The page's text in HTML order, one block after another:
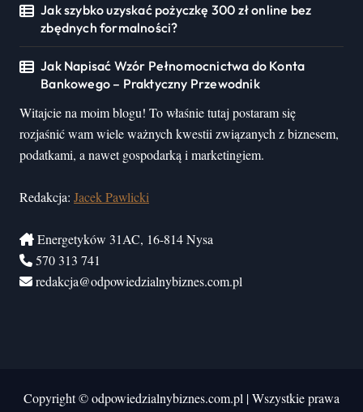
Jak szybko uzyskać pożyczkę 300 zł online bez
zbędnych formalności?
Jak Napisać Wzór Pełnomocnictwa do Konta
Bankowego – Praktyczny Przewodnik
Witajcie na moim blogu! To właśnie tutaj postaram się
rozjaśnić wam wiele ważnych kwestii związanych z biznesem,
podatkami, a nawet gospodarką i marketingiem.
Redakcja: Jacek Pawlicki
Energetyków 31AC, 16-814 Nysa
570 313 741
redakcja@odpowiedzialnybiznes.com.pl
Copyright © odpowiedzialnybiznes.com.pl |Wszystkie prawa